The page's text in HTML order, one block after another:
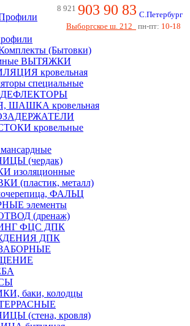
8 921 903 90 83 С.Петербург
Выборгское ш. 212
пн-пт: 10-18
(Бытовки)
ВЫТЯЖКИ
кровельная
специальные
ШАШКА кровельная
кровельные
(чердак)
изоляционные
(пластик, металл)
ФАЛЬЦ
элементы
(дренаж)
ФЦС ДПК
ДПК
ЗАБОРНЫЕ
баки, колодцы
ТЕРРАСНЫЕ
(стена, кровля)